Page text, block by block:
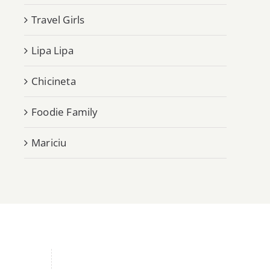
Travel Girls
Lipa Lipa
Chicineta
Foodie Family
Mariciu